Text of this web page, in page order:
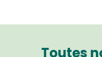
Toutes